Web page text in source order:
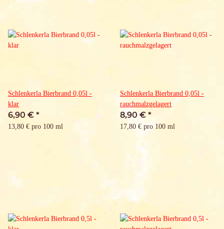
Schlenkerla Bierbrand 0,05l -
klar
6,90 € *
13,80 € pro 100 ml
Schlenkerla Bierbrand 0,05l -
rauchmalzgelagert
8,90 € *
17,80 € pro 100 ml